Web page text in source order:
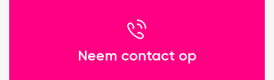
Neem contact op